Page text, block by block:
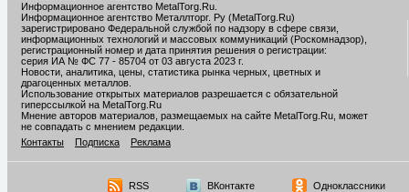
Информационное агентство MetalTorg.Ru
Информационное агентство Металлторг. Ру (MetalTorg.Ru)
зарегистрировано Федеральной службой по надзору в сфере связи,
информационных технологий и массовых коммуникаций (Роскомнадзор),
регистрационный номер и дата принятия решения о регистрации:
серия ИА № ФС 77 - 85704 от 03 августа 2023 г.
Новости, аналитика, цены, статистика рынка черных, цветных и
драгоценных металлов.
Использование открытых материалов разрешается с обязательной
гиперссылкой на MetalTorg.Ru
Мнение авторов материалов, размещаемых на сайте MetalTorg.Ru, может
не совпадать с мнением редакции.
Контакты
Подписка Реклама
RSS ВКонтакте Одноклассники